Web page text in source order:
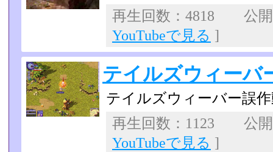
再生回数：4818 公
YouTubeで見る ]
テイルズウィーバ
テイルズウィーバー誤
再生回数：1123 公
YouTubeで見る ]